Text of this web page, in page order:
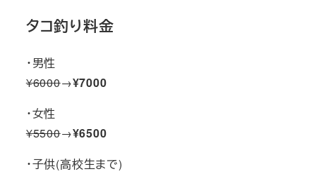
タコ釣り料金
・男性
¥6000→¥7000
・女性
¥5500→¥6500
・子供(高校生まで)